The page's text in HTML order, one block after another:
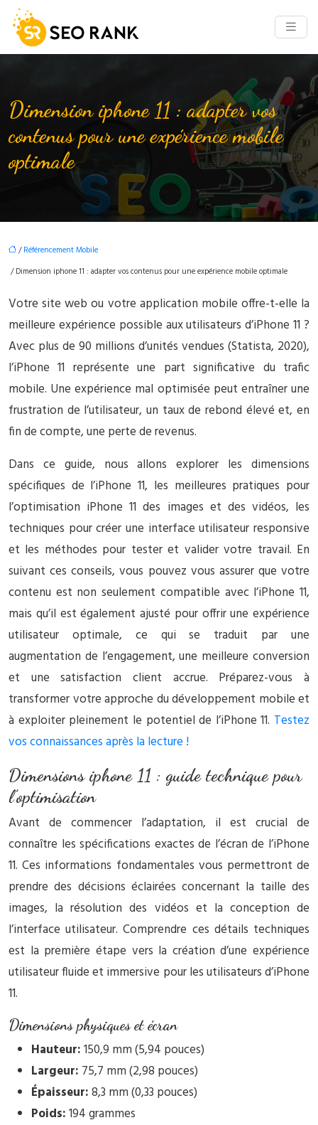
Dimension iphone 11 : adapter vos
contenus pour une expérience mobile
optimale
/Référencement Mobile
/ Dimension iphone 11 : adapter vos contenus pour une expérience mobile optimale
Votre site web ou votre application mobile offre-t-elle la
meilleure expérience possible aux utilisateurs d’iPhone 11 ?
Avec plus de 90 millions d’unités vendues (Statista, 2020),
l’iPhone 11 représente une part significative du trafic
mobile. Une expérience mal optimisée peut entraîner une
frustration de l’utilisateur, un taux de rebond élevé et, en
fin de compte, une perte de revenus.
Dans ce guide, nous allons explorer les dimensions
spécifiques de l’iPhone 11, les meilleures pratiques pour
l’optimisation iPhone 11 des images et des vidéos, les
techniques pour créer une interface utilisateur responsive
et les méthodes pour tester et valider votre travail. En
suivant ces conseils, vous pouvez vous assurer que votre
contenu est non seulement compatible avec l’iPhone 11,
mais qu’il est également ajusté pour offrir une expérience
utilisateur optimale, ce qui se traduit par une
augmentation de l’engagement, une meilleure conversion
et une satisfaction client accrue. Préparez-vous à
transformer votre approche du développement mobile et
à exploiter pleinement le potentiel de l’iPhone 11. Testez
vos connaissances après la lecture !
Dimensions iphone 11 : guide technique pour
l’optimisation
Avant de commencer l’adaptation, il est crucial de
connaître les spécifications exactes de l’écran de l’iPhone
11. Ces informations fondamentales vous permettront de
prendre des décisions éclairées concernant la taille des
images, la résolution des vidéos et la conception de
l’interface utilisateur. Comprendre ces détails techniques
est la première étape vers la création d’une expérience
utilisateur fluide et immersive pour les utilisateurs d’iPhone
11.
Dimensions physiques et écran
Hauteur:150,9 mm (5,94 pouces)
Largeur: 75,7 mm (2,98 pouces)
Épaisseur:8,3 mm (0,33 pouces)
Poids:194 grammes